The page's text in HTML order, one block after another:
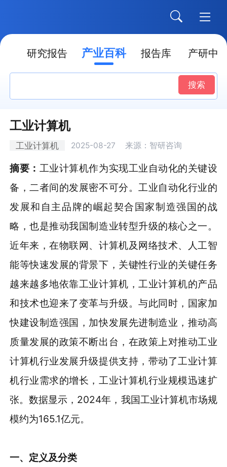
研究报告 产业百科 报告库 产研中
搜索
工业计算机
工业计算机 2025-08-27 来源：智研咨询
摘要： 工业计算机作为实现工业自动化的关键设
备，二者间的发展密不可分。工业自动化行业的
发展和自主品牌的崛起契合国家制造强国的战
略，也是推动我国制造业转型升级的核心之一。
近年来，在物联网、计算机及网络技术、人工智
能等快速发展的背景下，关键性行业的关键任务
越来越多地依靠工业计算机，工业计算机的产品
和技术也迎来了变革与升级。与此同时，国家加
快建设制造强国，加快发展先进制造业，推动高
质量发展的政策不断出台，在政策上对推动工业
计算机行业发展升级提供支持，带动了工业计算
机行业需求的增长，工业计算机行业规模迅速扩
张。数据显示，2024年，我国工业计算机市场规
模约为165.1亿元。
一、 定义及分类